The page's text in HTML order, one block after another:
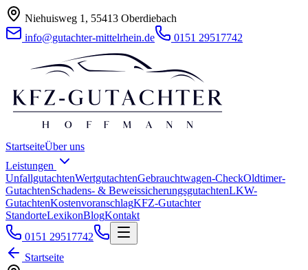
Niehuisweg 1, 55413 Oberdiebach
info@gutachter-mittelrhein.de
0151 29517742
StartseiteÜber uns
Leistungen
UnfallgutachtenWertgutachtenGebrauchtwagen-CheckOldtimer-
GutachtenSchadens- & BeweissicherungsgutachtenLKW-
GutachtenKostenvoranschlagKFZ-Gutachter
StandorteLexikonBlogKontakt
0151 29517742
Startseite